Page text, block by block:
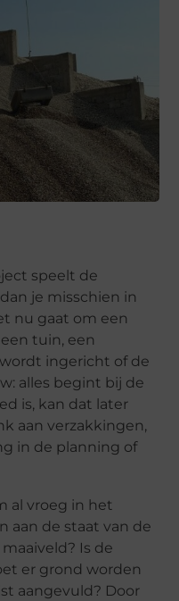
speelt de
je misschien in
nu gaat om een
tuin, een
ingericht of de
alles begint bij de
is, kan dat later
aan verzakkingen,
in de planning of
al vroeg in het
aan de staat van de
Is de
er grond worden
aangevuld? Door